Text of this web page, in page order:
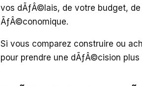
vos dÃƒÂ©lais, de votre budget,
ÃƒÂ©conomique.
Si vous comparez construire ou
pour prendre une dÃƒÂ©cision plus